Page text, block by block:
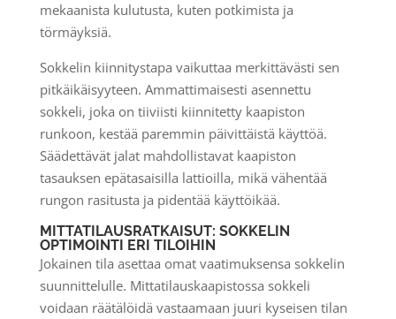
mekaanista kulutusta, kuten potkimista ja
törmäyksiä.
Sokkelin kiinnitystapa vaikuttaa merkittävästi sen
pitkäikäisyyteen. Ammattimaisesti asennettu
sokkeli, joka on tiiviisti kiinnitetty kaapiston
runkoon, kestää paremmin päivittäistä käyttöä.
Säädettävät jalat mahdollistavat kaapiston
tasauksen epätasaisilla lattioilla, mikä vähentää
rungon rasitusta ja pidentää käyttöikää.
MITTATILAUSRATKAISUT: SOKKELIN
OPTIMOINTI ERI TILOIHIN
Jokainen tila asettaa omat vaatimuksensa sokkelin
suunnittelulle. Mittatilauskaapistossa sokkeli
voidaan räätälöidä vastaamaan juuri kyseisen tilan